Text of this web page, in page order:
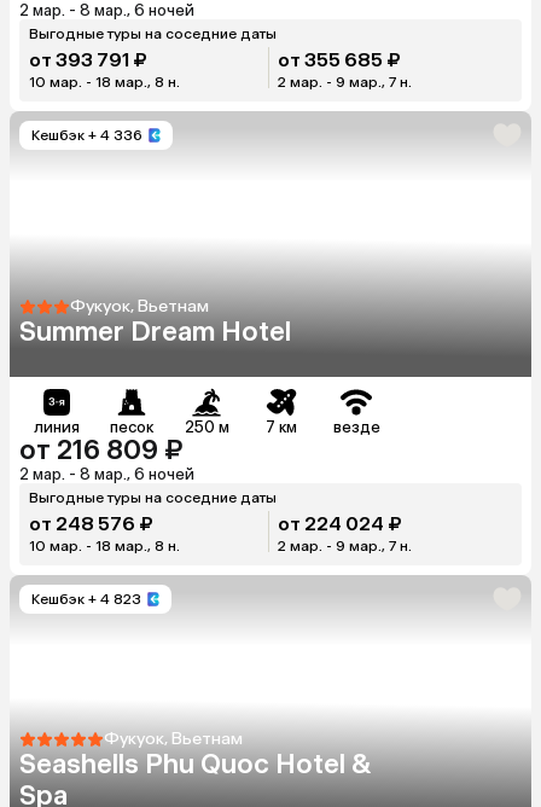
2 мар. - 8 мар., 6 ночей
Выгодные туры на соседние даты
от 393 791 ₽
10 мар. - 18 мар., 8 н.
от 355 685 ₽
2 мар. - 9 мар., 7 н.
Кешбэк + 4 336
Фукуок, Вьетнам
Summer Dream Hotel
линия песок 250 м 7 км везде
от 216 809 ₽
2 мар. - 8 мар., 6 ночей
Выгодные туры на соседние даты
от 248 576 ₽
10 мар. - 18 мар., 8 н.
от 224 024 ₽
2 мар. - 9 мар., 7 н.
Кешбэк + 4 823
Фукуок, Вьетнам
Seashells Phu Quoc Hotel &
Spa